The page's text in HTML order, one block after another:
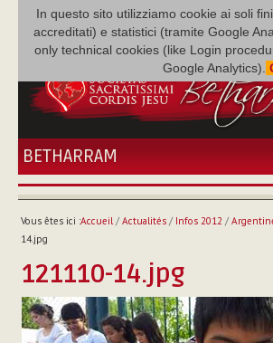
In questo sito utilizziamo cookie ai soli
accreditati) e statistici (tramite Google
only technical cookies (like Login
Google Analytics).
BETHARRAM
ACCUEIL
BÉTHARRAM
MISSION
NEF
MULTIMÉDIA
Vous êtes ici :Accueil/ Actualités/ Infos 2012 /
14.jpg
121110-14.jpg